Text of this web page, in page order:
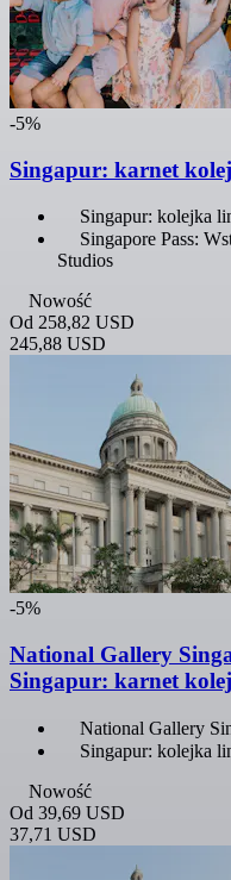
-5%
Singapur: karnet
Singapur: kolejka
Singapore Pass:
Studios
Nowość
Od 258,82 USD
245,88 USD
-5%
National Gallery
Singapur: karnet
National Gallery
Singapur: kolejka
Nowość
Od 39,69 USD
37,71 USD